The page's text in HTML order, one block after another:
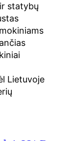
statybų
Lietuvoje